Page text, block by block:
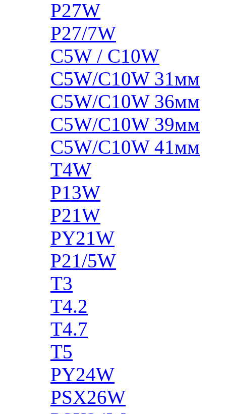
P27W
P27/7W
C5W / C10W
C5W/C10W 31мм
C5W/C10W 36мм
C5W/C10W 39мм
C5W/C10W 41мм
T4W
P13W
P21W
PY21W
P21/5W
T3
T4.2
T4.7
T5
PY24W
PSX26W